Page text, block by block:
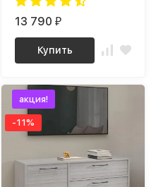
13 790₽
Купить
акция!
-11%